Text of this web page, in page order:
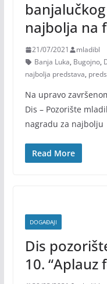
najbolja na
21/07/2021
mladibl
Banja Luka, Bugojno,
najbolja predstava,
Na upravo
Dis – Pozorište
nagradu za najbolju
Read More
DOGAĐAJI
Dis
10. “Aplauz